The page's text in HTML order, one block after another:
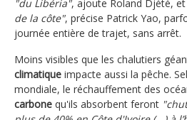
"du Libéria", ajoute Roland Djété, et
de la côte", précise Patrick Yao,
journée entière de trajet, sans arrêt.
Moins visibles que les chalutiers
climatique impacte aussi la pêche.
mondiale, le réchauffement des
carbone qu'ils absorbent feront